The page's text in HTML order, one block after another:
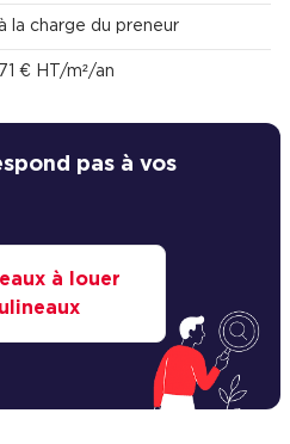
à la charge du preneur
71 € HT/m²/an
pas à vos
à louer